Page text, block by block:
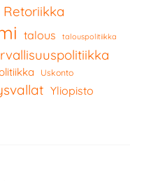
Retoriikka
talous talouspolitiikka
Uskonto
Yliopisto